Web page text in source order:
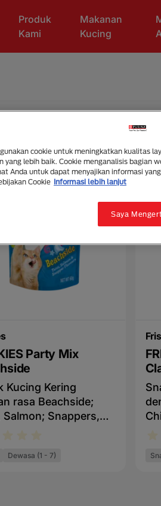
Produk
Kami
Makanan
Kucing
Party Mix
Kucing Kering
rasa Beachside;
Salmon; Snappers,
sebagai hadiah.
Dewasa (1 - 7)
cookie untuk meningkatkan kualitas
yang lebih baik. Cookie menganalisis bagian
Anda untuk dapat menyajikan informasi
Cookie Informasi lebih lanjut
Saya